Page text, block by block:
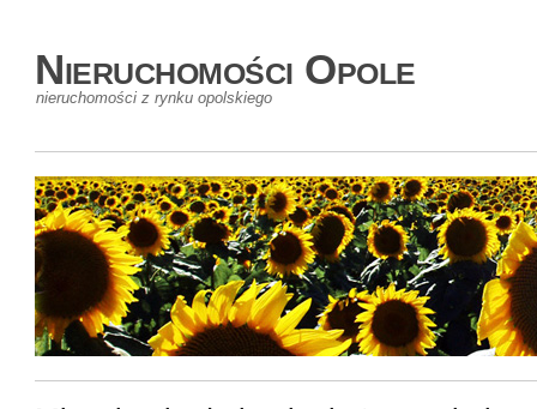
Nieruchomości Opole
nieruchomości z rynku opolskiego